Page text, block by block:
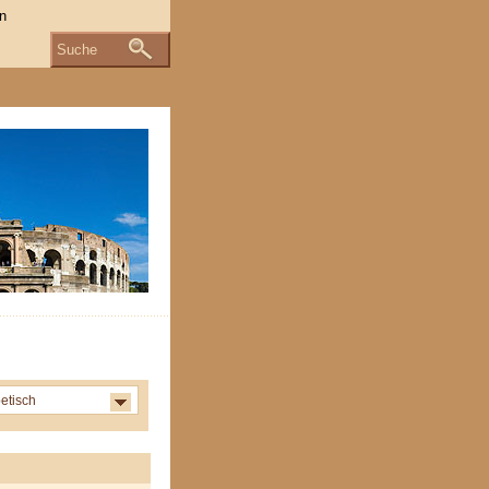
Suche